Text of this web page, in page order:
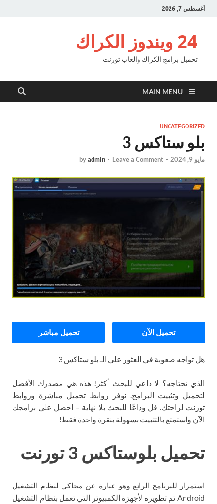
أغسطس 7, 2026
24 ويندوز الكراك
تحميل برامج الكراك والعاب تورنت
MAIN MENU
UNCATEGORIZED
بلو ستاكس 3
مايو 9, 2024 -
byadmin - Leave a Comment
تحميل الآن تحميل مباشر
هل تواجه صعوبة في العثور على الـ بلو ستاكس 3
الذي تحتاجه؟ لا داعي للبحث أكثر! هذه هي مصدرك الأفضل
لتحميل وتثبيت البرامج. نوفر روابط تحميل مباشرة وروابط
تورنت لراحتك. قل وداعًا للبحث بلا نهاية – احصل على برامجك
الآن واستمتع بالتثبيت بسهولة بنقرة واحدة فقط!
تحميل بلوستاكس 3 تورنت
استمرار للبرنامج الرائع وهو عبارة عن محاكي لنظام التشغيل
Android تم تطويره لأجهزة الكمبيوتر التي تعمل بنظام التشغيل